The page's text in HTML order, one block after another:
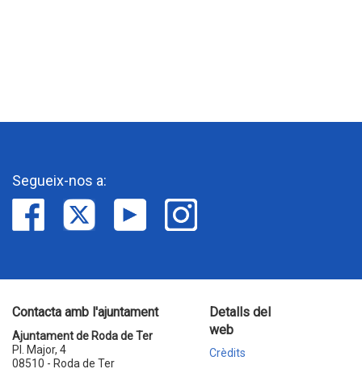
Segueix-nos a:
Contacta amb l'ajuntament
Ajuntament de Roda de Ter
Pl. Major, 4
08510 - Roda de Ter
Detalls del
web
Crèdits